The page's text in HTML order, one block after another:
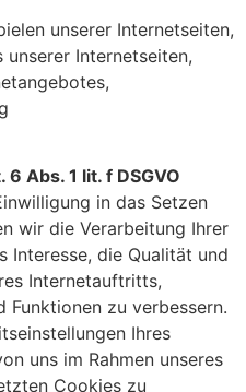
unserer Internetseiten,
Internetseiten,
Abs. 1 lit. f DSGVO
in das Setzen
wir die Verarbeitung Ihrer
Interesse, die Qualität und
Internetauftritts,
Funktionen zu verbessern.
Ihres
uns im Rahmen unseres
Cookies zu